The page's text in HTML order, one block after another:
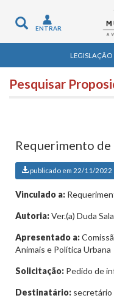
Toggle
navigation
ENTRAR
LEGISLAÇÃO
Pesquisar
Requerimento
publicado em 22/11/2022
Vinculado a:
Autoria:Ver.(a) Duda
Apresentado a:
Animais e Política Urbana
Solicitação: Pedido de
Destinatário: secretário